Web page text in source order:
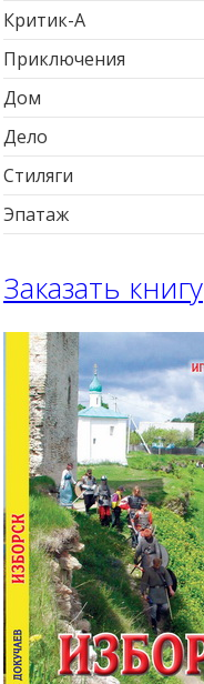
Критик-А
Приключения
Дом
Дело
Стиляги
Эпатаж
Заказать книгу